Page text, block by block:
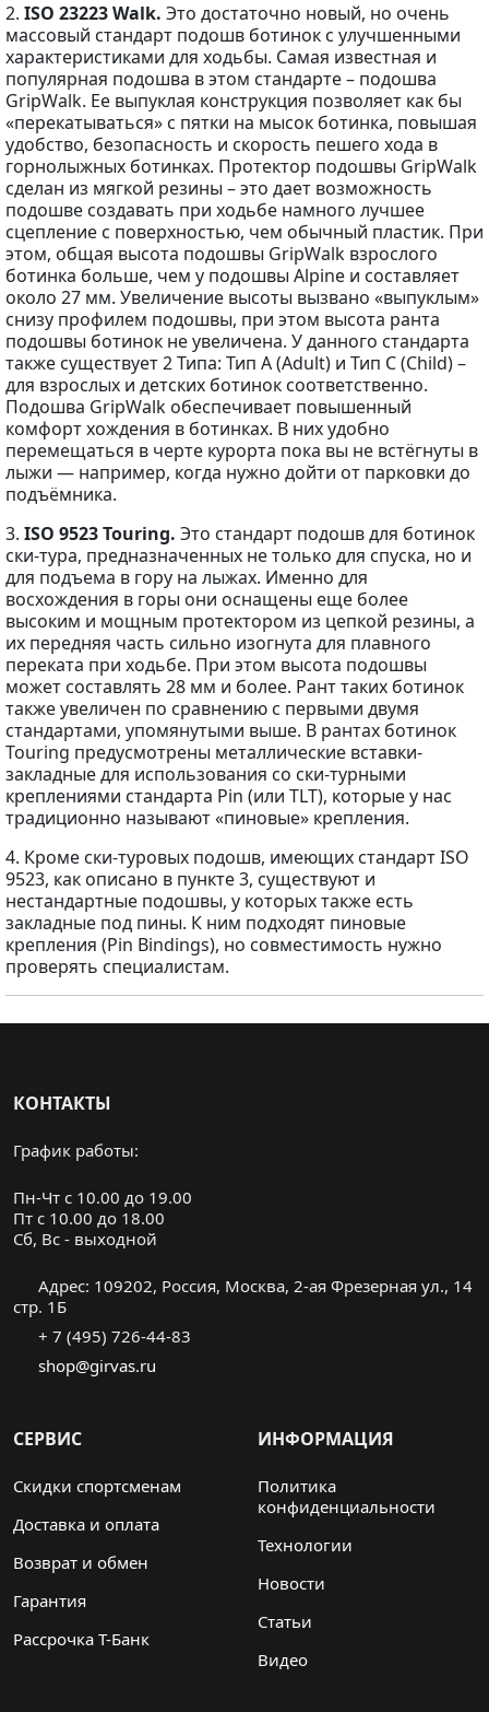
2. ISO 23223 Walk. Это достаточно новый, но очень
массовый стандарт подошв ботинок с улучшенными
характеристиками для ходьбы. Самая известная и
популярная подошва в этом стандарте – подошва
GripWalk. Ее выпуклая конструкция позволяет как бы
«перекатываться» с пятки на мысок ботинка, повышая
удобство, безопасность и скорость пешего хода в
горнолыжных ботинках. Протектор подошвы GripWalk
сделан из мягкой резины – это дает возможность
подошве создавать при ходьбе намного лучшее
сцепление с поверхностью, чем обычный пластик. При
этом, общая высота подошвы GripWalk взрослого
ботинка больше, чем у подошвы Alpine и составляет
около 27 мм. Увеличение высоты вызвано «выпуклым»
снизу профилем подошвы, при этом высота ранта
подошвы ботинок не увеличена. У данного стандарта
также существует 2 Типа: Тип A (Adult) и Тип С (Child) –
для взрослых и детских ботинок соответственно.
Подошва GripWalk обеспечивает повышенный
комфорт хождения в ботинках. В них удобно
перемещаться в черте курорта пока вы не встёгнуты в
лыжи — например, когда нужно дойти от парковки до
подъёмника.
3. ISO 9523 Touring. Это стандарт подошв для ботинок
ски-тура, предназначенных не только для спуска, но и
для подъема в гору на лыжах. Именно для
восхождения в горы они оснащены еще более
высоким и мощным протектором из цепкой резины, а
их передняя часть сильно изогнута для плавного
переката при ходьбе. При этом высота подошвы
может составлять 28 мм и более. Рант таких ботинок
также увеличен по сравнению с первыми двумя
стандартами, упомянутыми выше. В рантах ботинок
Touring предусмотрены металлические вставки-
закладные для использования со ски-турными
креплениями стандарта Pin (или TLT), которые у нас
традиционно называют «пиновые» крепления.
4. Кроме ски-туровых подошв, имеющих стандарт ISO
9523, как описано в пункте 3, существуют и
нестандартные подошвы, у которых также есть
закладные под пины. К ним подходят пиновые
крепления (Pin Bindings), но совместимость нужно
проверять специалистам.
КОНТАКТЫ
График работы:
Пн-Чт с 10.00 до 19.00
Пт с 10.00 до 18.00
Cб, Вс - выходной
Адрес: 109202, Россия, Москва, 2-ая Фрезерная ул., 14
стр. 1Б
+ 7 (495) 726-44-83
shop@girvas.ru
СЕРВИС
Скидки спортсменам
Доставка и оплата
Возврат и обмен
Гарантия
Рассрочка Т-Банк
ИНФОРМАЦИЯ
Политика
конфиденциальности
Технологии
Новости
Статьи
Видео